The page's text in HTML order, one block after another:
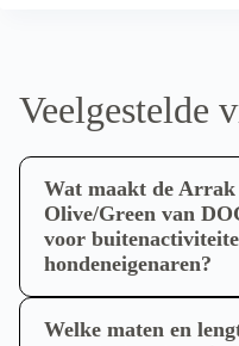
Veelgestelde
Wat maakt de
Olive/Green van
voor
hondeneigenaren?
De Arrak Quick Dry
DOGPRIDE NL zijn
Welke maten en